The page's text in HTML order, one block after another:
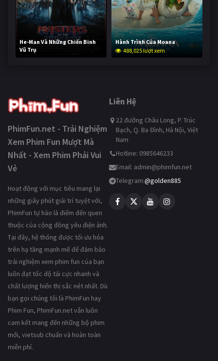
He-Man Và Những Chiến Binh
Vũ Trụ
236,533 lượt xem
Hành Trình Của Moana
488,025 lượt xem
PhimFun.net - Trải Nghiệm
Xem Phim Fun Mượt Mà
Nhất - Xem Phim Phải Vui
Vẻ
Hoạt động với mục tiêu mang lại
những giây phút giải trí tuyệt vời,
PhimFun tự hào là điểm đến quen
thuộc của cộng đồng yêu điện ảnh.
Tại đây, hệ thống được tối ưu hóa
trên hạ tầng mạnh mẽ để đảm bảo
trải nghiệm xem phim fun của bạn
luôn đạt tốc độ tải cực nhanh và
chất lượng hiển thị sắc nét nhất. Dù
bạn gọi chúng tôi là PhimFun hay
Phim Fun, PhimFun.net vẫn luôn
cam kết mang đến những bộ phim
mới, vietsub chuẩn và hoàn toàn
miễn phí.
Liên Hệ
22 đường Châu Long, P. Trúc
Bạch, Q. Ba Đình, Hà Nội, Việt
Nam
Hotline: 0985646233
Email: admin@phimfun.net
Telegram:@golden885